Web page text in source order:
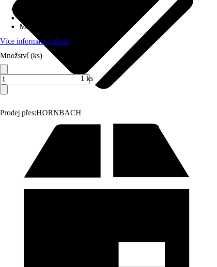
Prodej přes:HORNBACH
Materiál
Více informací o zboží
Množství (ks)
1 ks